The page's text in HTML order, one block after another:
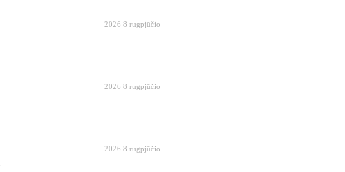
2026 8 rugpjūčio
2026 8 rugpjūčio
2026 8 rugpjūčio